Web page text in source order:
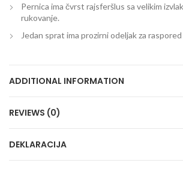
Pernica ima čvrst rajsferšlus sa velikim
rukovanje.
Jedan sprat ima prozirni odeljak za raspored
ADDITIONAL INFORMATION
REVIEWS (0)
DEKLARACIJA